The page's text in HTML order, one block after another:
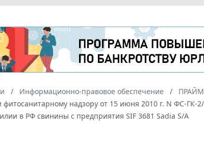
Информационно-правовое обеспечение ПРАЙМ
фитосанитарному надзору от 15 июня 2010 г. N ФС-
в РФ свинины с предприятия SIF 3681 Sadia S/A